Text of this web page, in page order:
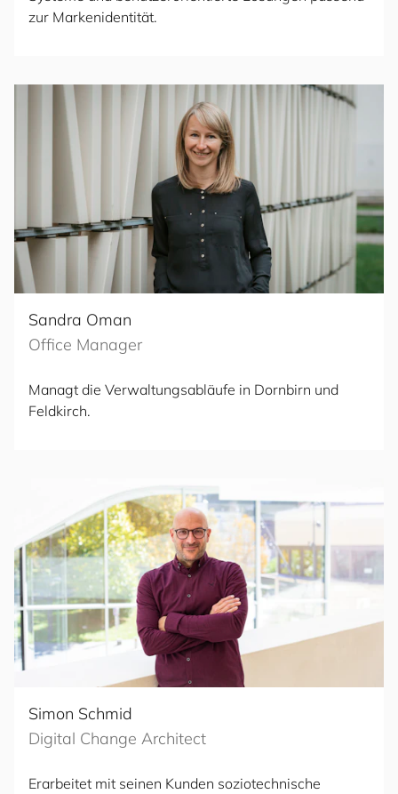
zur Markenidentität.
Sandra Oman
Office Manager
Managt die Verwaltungsabläufe in Dornbirn und
Feldkirch.
Simon Schmid
Digital Change Architect
Erarbeitet mit seinen Kunden soziotechnische